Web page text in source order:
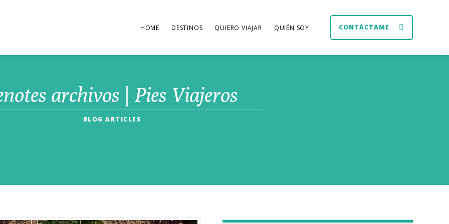
CONTÁCTAME
HOME DESTINOS QUIERO VIAJAR QUIÉN SOY
archivos | Pies Viajeros
BLOG ARTICLES